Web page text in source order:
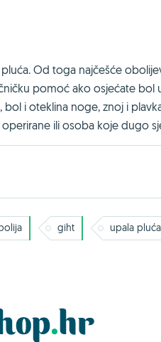
Od toga najčešće
pomoć ako osjećate bol
i oteklina noge, znoj i
ili osoba koje dugo
giht upala pluća